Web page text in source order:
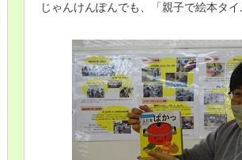
じゃんけんぽんでも、「親子で絵本タ